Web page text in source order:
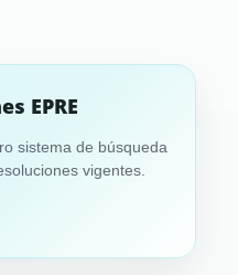
EPRE
sistema de búsqueda
vigentes.